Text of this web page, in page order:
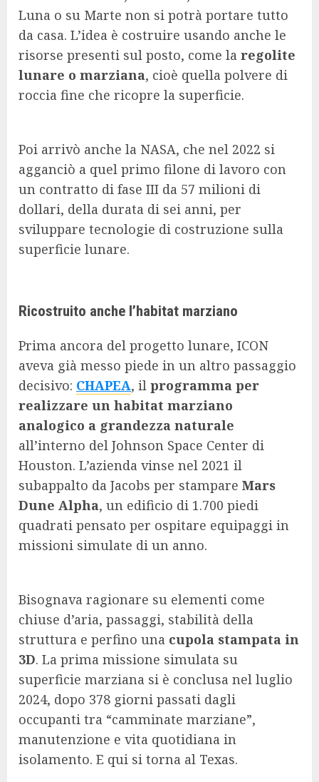
Luna o su Marte non si potrà portare tutto
da casa. L’idea è costruire usando anche le
risorse presenti sul posto, come la regolite
lunare o marziana, cioè quella polvere di
roccia fine che ricopre la superficie.
Poi arrivò anche la NASA, che nel 2022 si
agganciò a quel primo filone di lavoro con
un contratto di fase III da 57 milioni di
dollari, della durata di sei anni, per
sviluppare tecnologie di costruzione sulla
superficie lunare.
Ricostruito anche l’habitat marziano
Prima ancora del progetto lunare, ICON
aveva già messo piede in un altro passaggio
decisivo: CHAPEA, il programma per
realizzare un habitat marziano
analogico a grandezza naturale
all’interno del Johnson Space Center di
Houston. L’azienda vinse nel 2021 il
subappalto da Jacobs per stampare Mars
Dune Alpha, un edificio di 1.700 piedi
quadrati pensato per ospitare equipaggi in
missioni simulate di un anno.
Bisognava ragionare su elementi come
chiuse d’aria, passaggi, stabilità della
struttura e perfino una cupola stampata in
3D. La prima missione simulata su
superficie marziana si è conclusa nel luglio
2024, dopo 378 giorni passati dagli
occupanti tra “camminate marziane”,
manutenzione e vita quotidiana in
isolamento. E qui si torna al Texas.